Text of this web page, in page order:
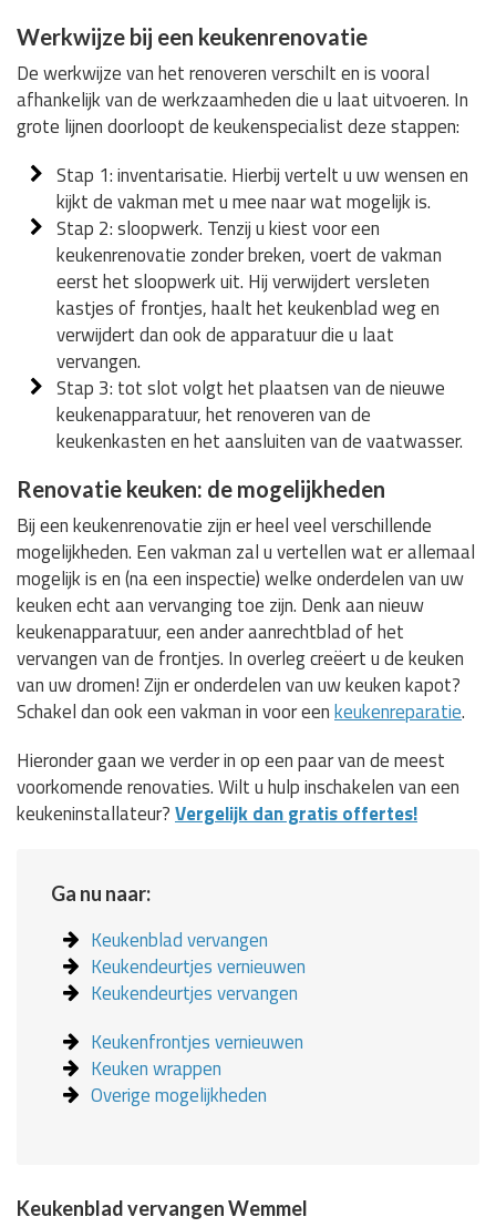
Werkwijze bij een keukenrenovatie
De werkwijze van het renoveren verschilt en is vooral
afhankelijk van de werkzaamheden die u laat uitvoeren. In
grote lijnen doorloopt de keukenspecialist deze stappen:
Stap 1: inventarisatie. Hierbij vertelt u uw wensen en
kijkt de vakman met u mee naar wat mogelijk is.
Stap 2: sloopwerk. Tenzij u kiest voor een
keukenrenovatie zonder breken, voert de vakman
eerst het sloopwerk uit. Hij verwijdert versleten
kastjes of frontjes, haalt het keukenblad weg en
verwijdert dan ook de apparatuur die u laat
vervangen.
Stap 3: tot slot volgt het plaatsen van de nieuwe
keukenapparatuur, het renoveren van de
keukenkasten en het aansluiten van de vaatwasser.
Renovatie keuken: de mogelijkheden
Bij een keukenrenovatie zijn er heel veel verschillende
mogelijkheden. Een vakman zal u vertellen wat er allemaal
mogelijk is en (na een inspectie) welke onderdelen van uw
keuken echt aan vervanging toe zijn. Denk aan nieuw
keukenapparatuur, een ander aanrechtblad of het
vervangen van de frontjes. In overleg creëert u de keuken
van uw dromen! Zijn er onderdelen van uw keuken kapot?
Schakel dan ook een vakman in voor eenkeukenreparatie.
Hieronder gaan we verder in op een paar van de meest
voorkomende renovaties. Wilt u hulp inschakelen van een
keukeninstallateur?Vergelijk dan gratis offertes!
Ga nu naar:
Keukenblad vervangen
Keukendeurtjes vernieuwen
Keukendeurtjes vervangen
Keukenfrontjes vernieuwen
Keuken wrappen
Overige mogelijkheden
Keukenblad vervangen Wemmel